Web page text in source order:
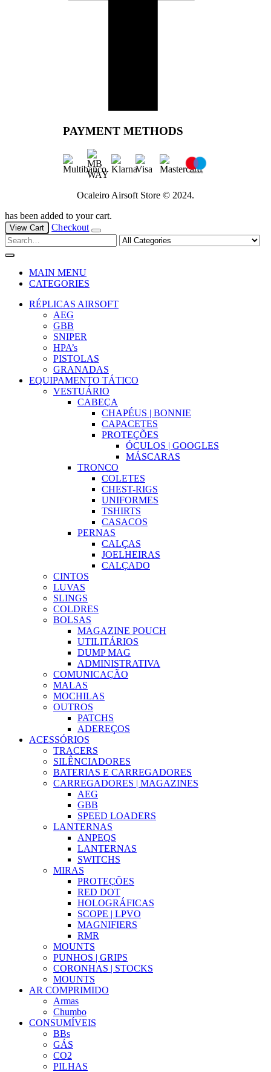
PAYMENT METHODS
Ocaleiro Airsoft Store © 2024.
has been added to your cart.
View Cart Checkout
MAIN MENU
CATEGORIES
RÉPLICAS AIRSOFT
AEG
GBB
SNIPER
HPA’s
PISTOLAS
GRANADAS
EQUIPAMENTO TÁTICO
VESTUÁRIO
CABEÇA
CHAPÉUS | BONNIE
CAPACETES
PROTEÇÕES
ÓCULOS | GOOGLES
MÁSCARAS
TRONCO
COLETES
CHEST-RIGS
UNIFORMES
TSHIRTS
CASACOS
PERNAS
CALÇAS
JOELHEIRAS
CALÇADO
CINTOS
LUVAS
SLINGS
COLDRES
BOLSAS
MAGAZINE POUCH
UTILITÁRIOS
DUMP MAG
ADMINISTRATIVA
COMUNICAÇÃO
MALAS
MOCHILAS
OUTROS
PATCHS
ADEREÇOS
ACESSÓRIOS
TRACERS
SILÊNCIADORES
BATERIAS E CARREGADORES
CARREGADORES | MAGAZINES
AEG
GBB
SPEED LOADERS
LANTERNAS
ANPEQS
LANTERNAS
SWITCHS
MIRAS
PROTEÇÕES
RED DOT
HOLOGRÁFICAS
SCOPE | LPVO
MAGNIFIERS
RMR
MOUNTS
PUNHOS | GRIPS
CORONHAS | STOCKS
MOUNTS
AR COMPRIMIDO
Armas
Chumbo
CONSUMÍVEIS
BBs
GÁS
CO2
PILHAS